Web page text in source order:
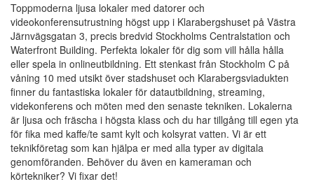
Toppmoderna ljusa lokaler med datorer och
videokonferensutrustning högst upp i Klarabergshuset på Västra
Järnvägsgatan 3, precis bredvid Stockholms Centralstation och
Waterfront Building. Perfekta lokaler för dig som vill hålla hålla
eller spela in onlineutbildning. Ett stenkast från Stockholm C på
våning 10 med utsikt över stadshuset och Klarabergsviadukten
finner du fantastiska lokaler för datautbildning, streaming,
videkonferens och möten med den senaste tekniken. Lokalerna
är ljusa och fräscha i högsta klass och du har tillgång till egen yta
för fika med kaffe/te samt kylt och kolsyrat vatten. Vi är ett
teknikföretag som kan hjälpa er med alla typer av digitala
genomföranden. Behöver du även en kameraman och
körtekniker? Vi fixar det!